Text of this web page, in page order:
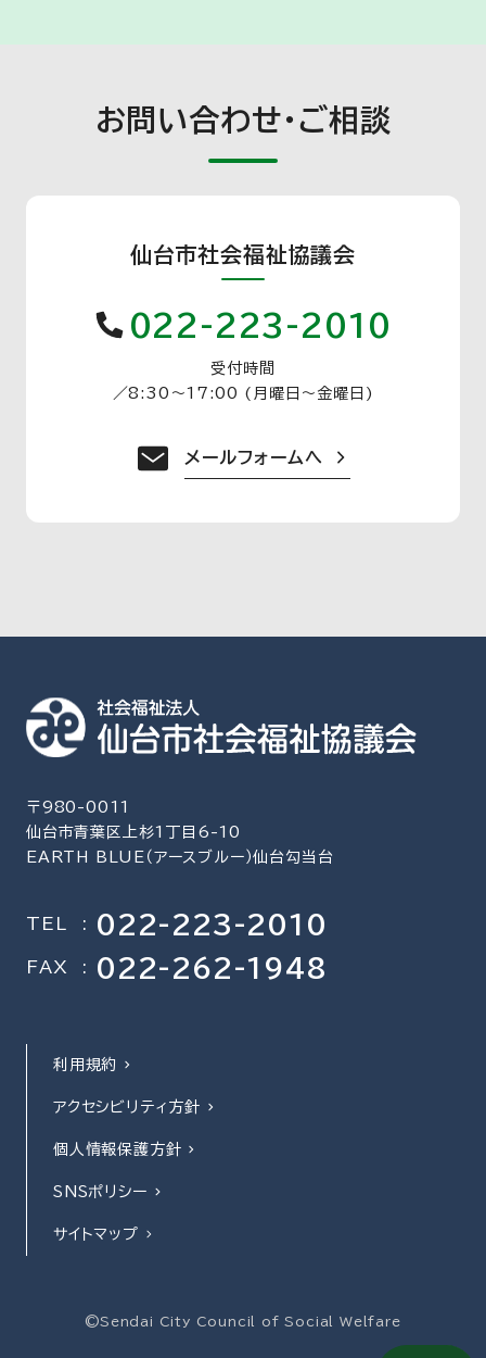
お問い合わせ・ご相談
仙台市社会福祉協議会
022-223-2010
受付時間
／8:30〜17:00 (月曜日〜金曜日)
メールフォームへ
〒980-0011
仙台市青葉区上杉1丁目6-10
EARTH BLUE（アースブルー）仙台勾当台
TEL : 022-223-2010
FAX : 022-262-1948
利用規約
アクセシビリティ方針
個人情報保護方針
SNSポリシー
サイトマップ
©Sendai City Council of Social Welfare